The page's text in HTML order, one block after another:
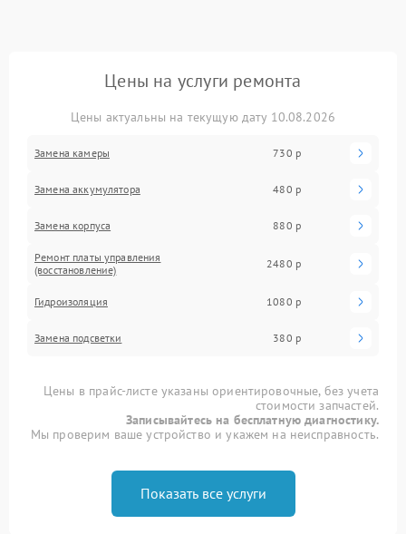
Цены на услуги ремонта
Цены актуальны на текущую дату 10.08.2026
Замена камеры 730 р
Замена аккумулятора 480 р
Замена корпуса 880 р
Ремонт платы управления
(восстановление)
2480 р
Гидроизоляция 1080 р
Замена подсветки 380 р
Цены в прайс-листе указаны ориентировочные, без учета
стоимости запчастей.
Записывайтесь на бесплатную диагностику.
Мы проверим ваше устройство и укажем на неисправность.
Показать все услуги